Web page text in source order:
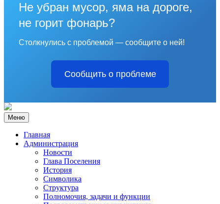
Не убран мусор, яма на дороге,
не горит фонарь?
Столкнулись с проблемой — сообщите о ней!
Сообщить о проблеме
Меню
Главная
Администрация
Новости
Глава Поселения
История
Символика
Структура
Полномочия, задачи и функции